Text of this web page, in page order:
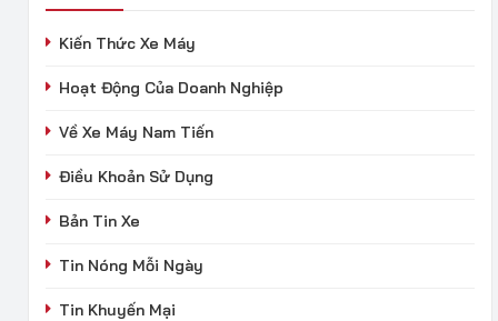
Kiến Thức Xe Máy
Hoạt Động Của Doanh Nghiệp
Về Xe Máy Nam Tiến
Điều Khoản Sử Dụng
Bản Tin Xe
Tin Nóng Mỗi Ngày
Tin Khuyến Mại